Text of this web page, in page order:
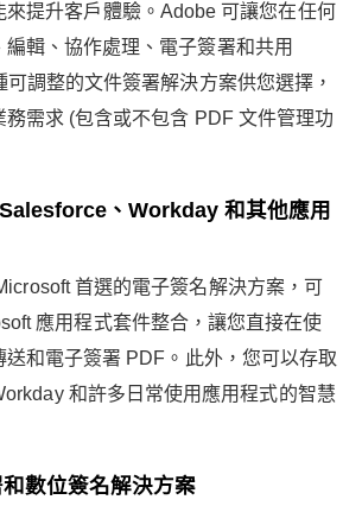
來提升客戶體驗。Adobe 可讓您在任何
輯、協作處理、電子簽署和共用
調整的文件簽署解決方案供您選擇，
務需求 (包含或不包含 PDF 文件管理功
、Workday 和其他應用
首選的電子簽名解決方案，可
應用程式套件整合，讓您直接在使
送和電子簽署 PDF。此外，您可以存取
和許多日常使用應用程式的智慧
數位簽名解決方案